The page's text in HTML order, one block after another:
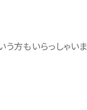
う方もいらっしゃいま